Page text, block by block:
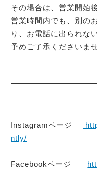
その場合は、営業開始
営業時間内でも、別の
り、お電話に出られな
予めご了承くださいま
Instagramページ
ntly/
Facebookページ